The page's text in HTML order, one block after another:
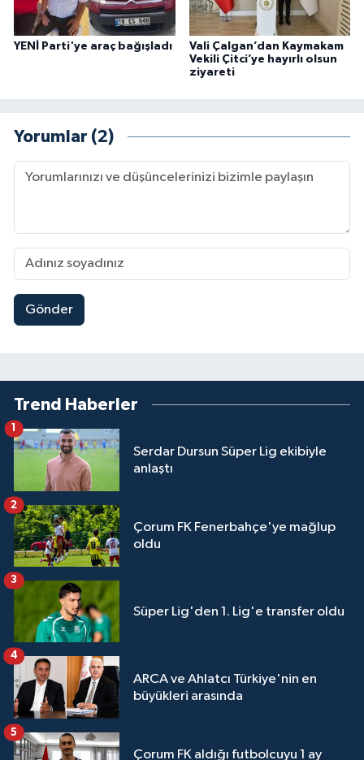
YENİ Parti'ye araç bağışladı
Vali Çalgan’dan Kaymakam
Vekili Çitci’ye hayırlı olsun
ziyareti
Yorumlar (2)
Gönder
Trend Haberler
Serdar Dursun Süper Lig ekibiyle
anlaştı
Çorum FK Fenerbahçe'ye mağlup
oldu
2
Süper Lig'den 1. Lig'e transfer oldu
3
ARCA ve Ahlatcı Türkiye'nin en
büyükleri arasında
4
Çorum FK aldığı futbolcuyu 1 ay
5